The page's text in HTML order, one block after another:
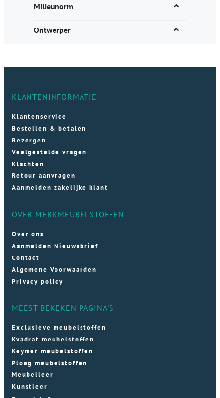
Milieunorm
Ontwerper
KLANTENINFORMATIE
Klantenservice
Bestellen & betalen
Bezorgen
Veelgestelde vragen
Klachten
Retour aanvragen
Aanmelden zakelijke klant
OVER MERKMEUBELSTOFFEN
Over ons
Aanmelden Nieuwsbrief
Contact
Algemene Voorwaarden
Privacy policy
MEEST BEKEKEN PAGINA'S
Exclusieve meubelstoffen
Kvadrat meubelstoffen
Keymer meubelstoffen
Ploeg meubelstoffen
Meubelleer
Kunstleer